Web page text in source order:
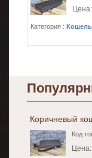
Цена:
Категория :
Коричневый
Код
Цена: